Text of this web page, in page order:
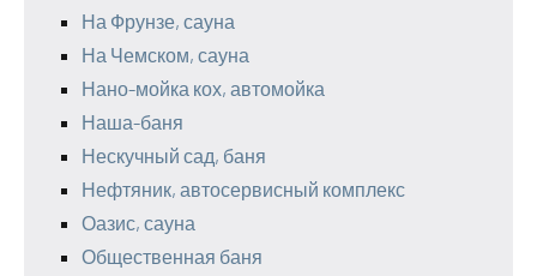
На Фрунзе, сауна
На Чемском, сауна
Нано-мойка кох, автомойка
Наша-баня
Нескучный сад, баня
Нефтяник, автосервисный комплекс
Оазис, сауна
Общественная баня